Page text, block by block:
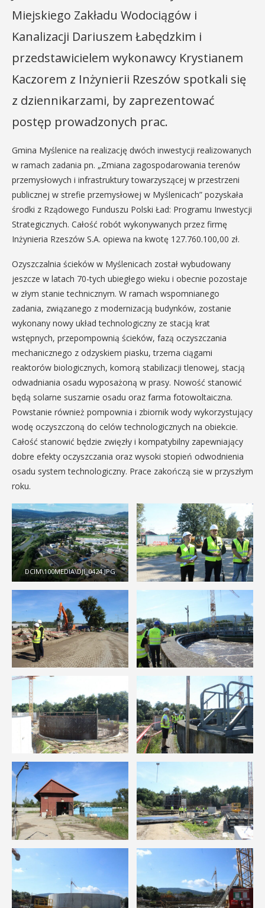
Miejskiego Zakładu Wodociągów i
Kanalizacji Dariuszem Łabędzkim i
przedstawicielem wykonawcy Krystianem
Kaczorem z Inżynierii Rzeszów spotkali się
z dziennikarzami, by zaprezentować
postęp prowadzonych prac.
Gmina Myślenice na realizację dwóch inwestycji realizowanych
w ramach zadania pn. „Zmiana zagospodarowania terenów
przemysłowych i infrastruktury towarzyszącej w przestrzeni
publicznej w strefie przemysłowej w Myślenicach” pozyskała
środki z Rządowego Funduszu Polski Ład: Programu Inwestycji
Strategicznych. Całość robót wykonywanych przez firmę
Inżynieria Rzeszów S.A. opiewa na kwotę 127.760.100,00 zł.
Ozyszczalnia ścieków w Myślenicach został wybudowany
jeszcze w latach 70-tych ubiegłego wieku i obecnie pozostaje
w złym stanie technicznym. W ramach wspomnianego
zadania, związanego z modernizacją budynków, zostanie
wykonany nowy układ technologiczny ze stacją krat
wstępnych, przepompownią ścieków, fazą oczyszczania
mechanicznego z odzyskiem piasku, trzema ciągami
reaktorów biologicznych, komorą stabilizacji tlenowej, stacją
odwadniania osadu wyposażoną w prasy. Nowość stanowić
będą solarne suszarnie osadu oraz farma fotowoltaiczna.
Powstanie również pompownia i zbiornik wody wykorzystujący
wodę oczyszczoną do celów technologicznych na obiekcie.
Całość stanowić będzie zwięzły i kompatybilny zapewniający
dobre efekty oczyszczania oraz wysoki stopień odwodnienia
osadu system technologiczny. Prace zakończą sie w przyszłym
roku.
DCIM\100MEDIA\DJI_0424.JPG